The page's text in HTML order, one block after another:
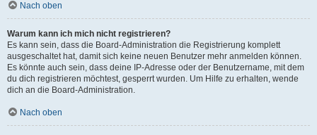
Nach oben
Warum kann ich mich nicht registrieren?
Es kann sein, dass die Board-Administration die Registrierung komplett
ausgeschaltet hat, damit sich keine neuen Benutzer mehr anmelden können.
Es könnte auch sein, dass deine IP-Adresse oder der Benutzername, mit dem
du dich registrieren möchtest, gesperrt wurden. Um Hilfe zu erhalten, wende
dich an die Board-Administration.
Nach oben